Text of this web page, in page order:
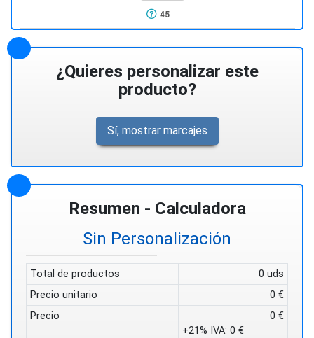
45
¿Quieres personalizar este
producto?
Sí, mostrar marcajes
Resumen - Calculadora
Sin Personalización
Total de productos
0 uds
Precio unitario
0 €
Precio
0 €
+21% IVA: 0 €